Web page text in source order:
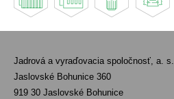
Jadrová a vyraďovacia spoločnosť, a. s.
Jaslovské Bohunice 360
919 30 Jaslovské Bohunice